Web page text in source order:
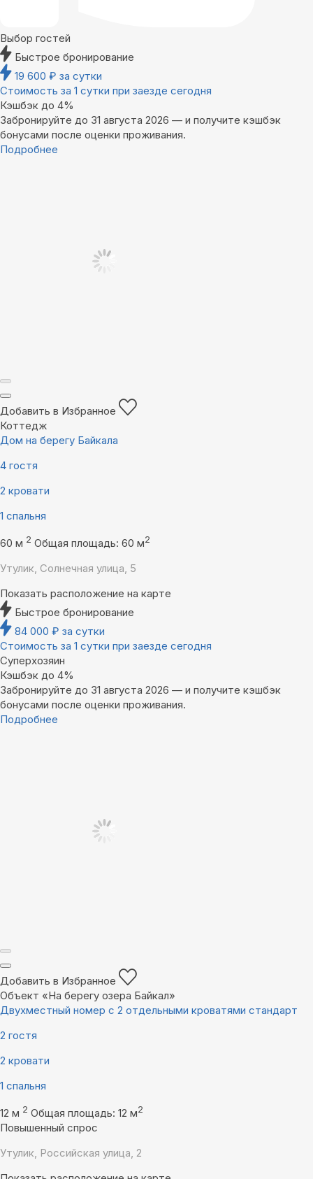
Выбор гостей
Быстрое бронирование
19 600 ₽ за сутки
Стоимость за 1 сутки при заезде сегодня
Кэшбэк до 4%
Забронируйте до 31 августа 2026 — и получите кэшбэк
бонусами после оценки проживания.
Подробнее
Добавить в Избранное
Коттедж
Дом на берегу Байкала
4 гостя
2 кровати
1 спальня
60 м 2 Общая площадь: 60 м2
Утулик, Солнечная улица, 5
Показать расположение на карте
Быстрое бронирование
84 000 ₽ за сутки
Стоимость за 1 сутки при заезде сегодня
Суперхозяин
Кэшбэк до 4%
Забронируйте до 31 августа 2026 — и получите кэшбэк
бонусами после оценки проживания.
Подробнее
Добавить в Избранное
Объект «На берегу озера Байкал»
Двухместный номер с 2 отдельными кроватями стандарт
2 гостя
2 кровати
1 спальня
12 м 2 Общая площадь: 12 м2
Повышенный спрос
Утулик, Российская улица, 2